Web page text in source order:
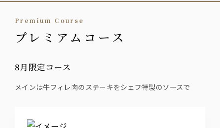
Premium Course
プレミアムコース
8月限定コース
メインは牛フィレ肉のステーキをシェフ特製のソースで